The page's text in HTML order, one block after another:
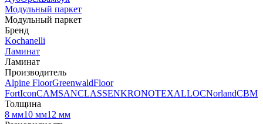
Модульный паркет
Модульный паркет
Бренд
Kochanelli
Ламинат
Ламинат
Производитель
Alpine FloorGreenwaldFloor
FortIconCAMSANCLASSENKRONOTEXALLOCNorlandCBM
Толщина
8 мм10 мм12 мм